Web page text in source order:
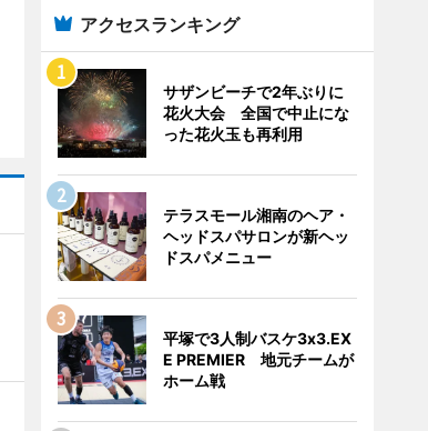
アクセスランキング
サザンビーチで2年ぶりに
花火大会 全国で中止にな
った花火玉も再利用
テラスモール湘南のヘア・
ヘッドスパサロンが新ヘッ
ドスパメニュー
平塚で3人制バスケ3x3.EX
E PREMIER 地元チームが
ホーム戦